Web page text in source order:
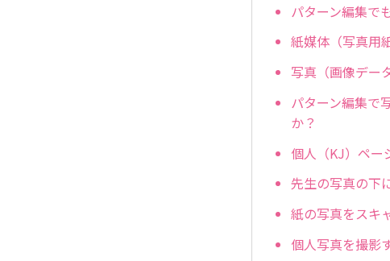
パターン編集で
紙媒体（写真用
写真（画像デー
パターン編集で
か？
個人（KJ）ペー
先生の写真の下
紙の写真をスキ
個人写真を撮影